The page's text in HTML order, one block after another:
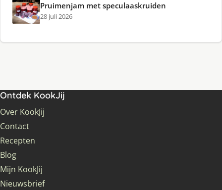
Pruimenjam met speculaaskruiden
28 juli 2026
Ontdek KookJij
Over KookJij
Contact
Recepten
Blog
Mijn KookJij
Nieuwsbrief